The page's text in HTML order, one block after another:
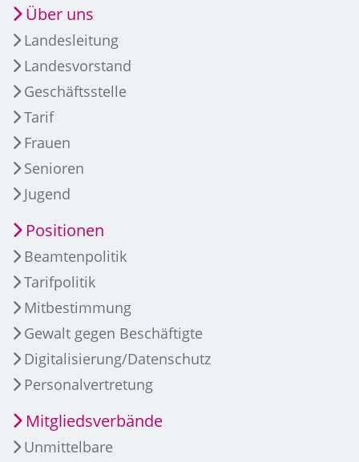
Über uns
Landesleitung
Landesvorstand
Geschäftsstelle
Tarif
Frauen
Senioren
Jugend
Positionen
Beamtenpolitik
Tarifpolitik
Mitbestimmung
Gewalt gegen Beschäftigte
Digitalisierung/Datenschutz
Personalvertretung
Mitgliedsverbände
Unmittelbare